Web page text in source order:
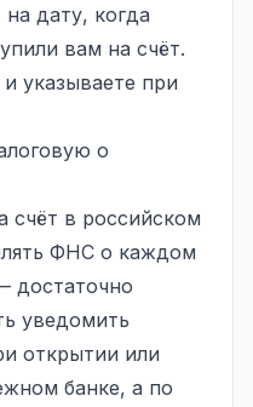
дату, когда
вам на счёт.
указываете при
о
счёт в российском
ФНС о каждом
достаточно
уведомить
открытии или
банке, а по